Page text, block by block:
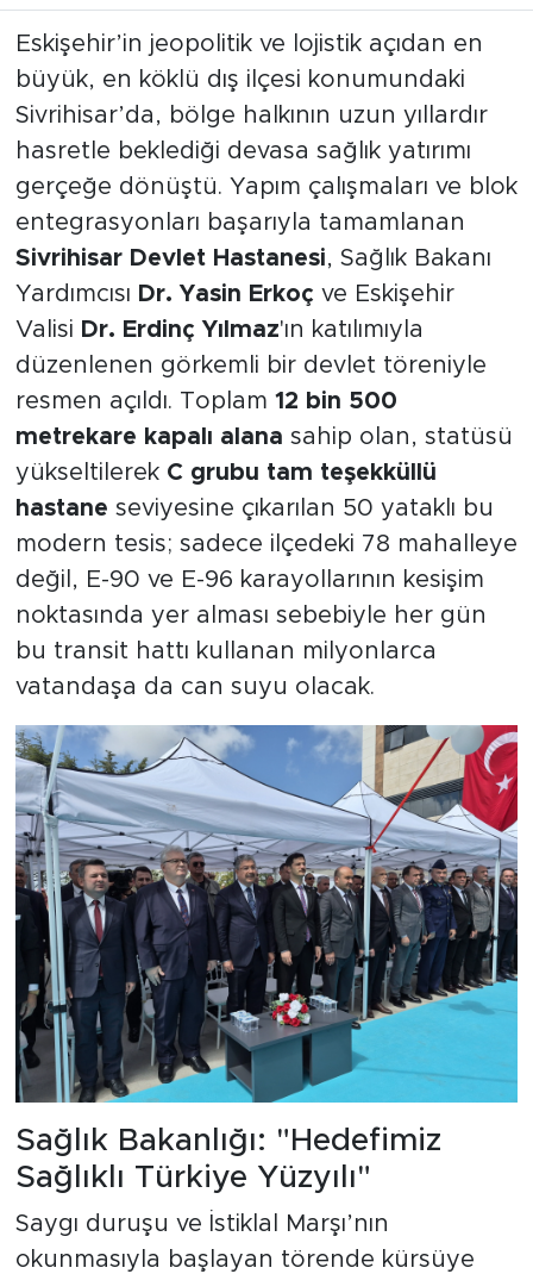
Eskişehir’in jeopolitik ve lojistik açıdan en
büyük, en köklü dış ilçesi konumundaki
Sivrihisar’da, bölge halkının uzun yıllardır
hasretle beklediği devasa sağlık yatırımı
gerçeğe dönüştü. Yapım çalışmaları ve blok
entegrasyonları başarıyla tamamlanan
Sivrihisar Devlet Hastanesi, Sağlık Bakanı
Yardımcısı Dr. Yasin Erkoç ve Eskişehir
Valisi Dr. Erdinç Yılmaz'ın katılımıyla
düzenlenen görkemli bir devlet töreniyle
resmen açıldı. Toplam 12 bin 500
metrekare kapalı alana sahip olan, statüsü
yükseltilerek C grubu tam teşekküllü
hastane seviyesine çıkarılan 50 yataklı bu
modern tesis; sadece ilçedeki 78 mahalleye
değil, E-90 ve E-96 karayollarının kesişim
noktasında yer alması sebebiyle her gün
bu transit hattı kullanan milyonlarca
vatandaşa da can suyu olacak.
Sağlık Bakanlığı: "Hedefimiz
Sağlıklı Türkiye Yüzyılı"
Saygı duruşu ve İstiklal Marşı’nın
okunmasıyla başlayan törende kürsüye